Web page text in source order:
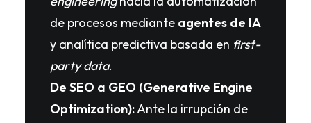
de procesos mediante agentes de IA
y analítica predictiva basada en first-
party data.
De SEO a GEO (Generative Engine
Optimization):Ante la irrupción de